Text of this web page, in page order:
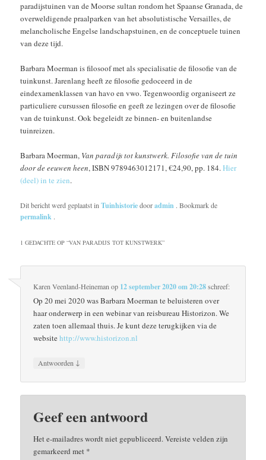
paradijstuinen van de Moorse sultan rondom het Spaanse Granada, de
overweldigende praalparken van het absolutistische Versailles, de
melancholische Engelse landschapstuinen, en de conceptuele tuinen
van deze tijd.
Barbara Moerman is filosoof met als specialisatie de filosofie van de
tuinkunst. Jarenlang heeft ze filosofie gedoceerd in de
eindexamenklassen van havo en vwo. Tegenwoordig organiseert ze
particuliere cursussen filosofie en geeft ze lezingen over de filosofie
van de tuinkunst. Ook begeleidt ze binnen- en buitenlandse
tuinreizen.
Barbara Moerman, Van paradijs tot kunstwerk. Filosofie van de tuin
door de eeuwen heen, ISBN 9789463012171, €24,90, pp. 184.Hier
(deel) in te zien.
Dit bericht werd geplaatst inTuinhistoriedooradmin . Bookmark de
permalink .
1 GEDACHTE OP “VAN PARADIJS TOT KUNSTWERK”
Karen Veenland-Heineman op 12 september 2020 om 20:28schreef:
Op 20 mei 2020 was Barbara Moerman te beluisteren over
haar onderwerp in een webinar van reisbureau Historizon. We
zaten toen allemaal thuis. Je kunt deze terugkijken via de
websitehttp://www.historizon.nl
Antwoorden ↓
Geef een antwoord
Het e-mailadres wordt niet gepubliceerd.Vereiste velden zijn
gemarkeerd met *